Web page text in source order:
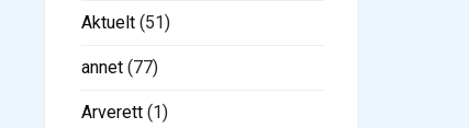
Aktuelt (51)
annet (77)
Arverett (1)